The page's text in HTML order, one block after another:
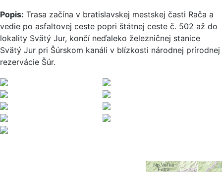
Popis: Trasa začína v bratislavskej mestskej časti Rača a
vedie po asfaltovej ceste popri štátnej ceste č. 502 až do
lokality Svätý Jur, končí neďaleko železničnej stanice
Svätý Jur pri Šúrskom kanáli v blízkosti národnej prírodnej
rezervácie Šúr.